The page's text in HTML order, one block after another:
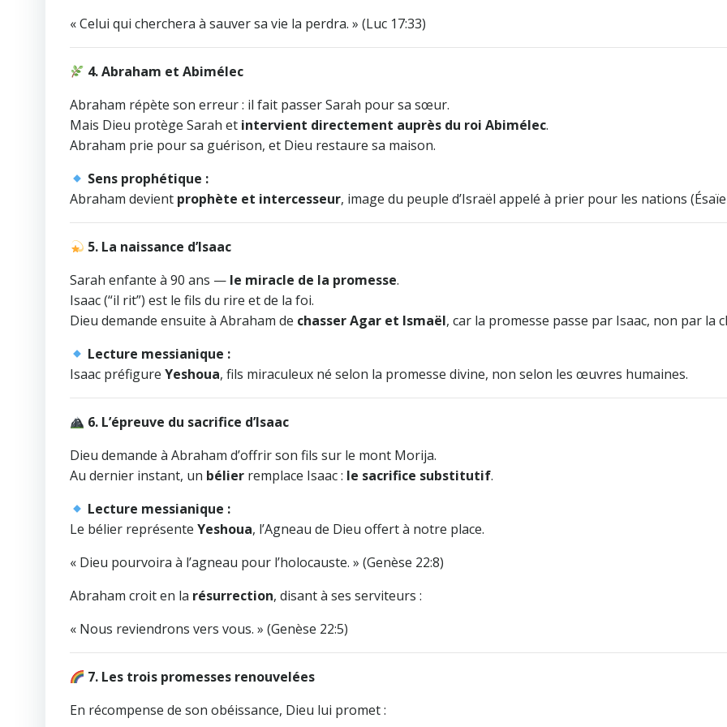
« Celui qui cherchera à sauver sa vie la perdra. » (Luc 17:33)
4. Abraham et Abimélec
Abraham répète son erreur : il fait passer Sarah pour sa sœur.
Mais Dieu protège Sarah et intervient directement auprès du roi Abimélec.
Abraham prie pour sa guérison, et Dieu restaure sa maison.
Sens prophétique :
Abraham devient prophète et intercesseur, image du peuple d’Israël appelé à prier pour les nations (Ésaïe
5. La naissance d’Isaac
Sarah enfante à 90 ans — le miracle de la promesse.
Isaac (“il rit”) est le fils du rire et de la foi.
Dieu demande ensuite à Abraham de chasser Agar et Ismaël, car la promesse passe par Isaac, non par la
Lecture messianique :
Isaac préfigure Yeshoua, fils miraculeux né selon la promesse divine, non selon les œuvres humaines.
6. L’épreuve du sacrifice d’Isaac
Dieu demande à Abraham d’offrir son fils sur le mont Morija.
Au dernier instant, un bélier remplace Isaac : le sacrifice substitutif.
Lecture messianique :
Le bélier représente Yeshoua, l’Agneau de Dieu offert à notre place.
« Dieu pourvoira à l’agneau pour l’holocauste. » (Genèse 22:8)
Abraham croit en la résurrection, disant à ses serviteurs :
« Nous reviendrons vers vous. » (Genèse 22:5)
7. Les trois promesses renouvelées
En récompense de son obéissance, Dieu lui promet :